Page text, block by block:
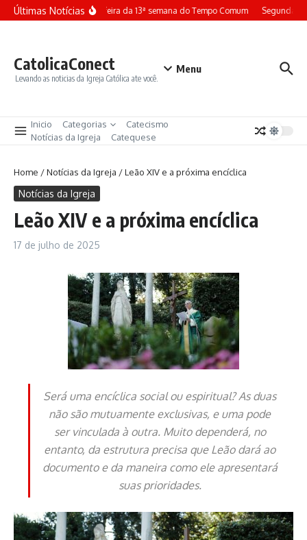
Ir para o conteúdo
Últimas NotíciasTerça-feira da 13ª semana do Tempo Comum Segunda-
CatolicaConect
Levando as noticias da Igreja Católica ate você.
Menu
Inicio Categorias
Catecismo
Notícias da Igreja
Catequese
Home /Notícias da Igreja /Leão XIV e a próxima encíclica
Notícias da Igreja
Leão XIV e a próxima encíclica
17 de julho de 2025
Será uma encíclica social ou espiritual? As duas
não são mutuamente exclusivas, e uma pode
ser vinculada à outra. Muito dependerá, no
entanto, da estrutura precisa que Leão dará ao
documento e da maneira como ele apresentará
suas prioridades.